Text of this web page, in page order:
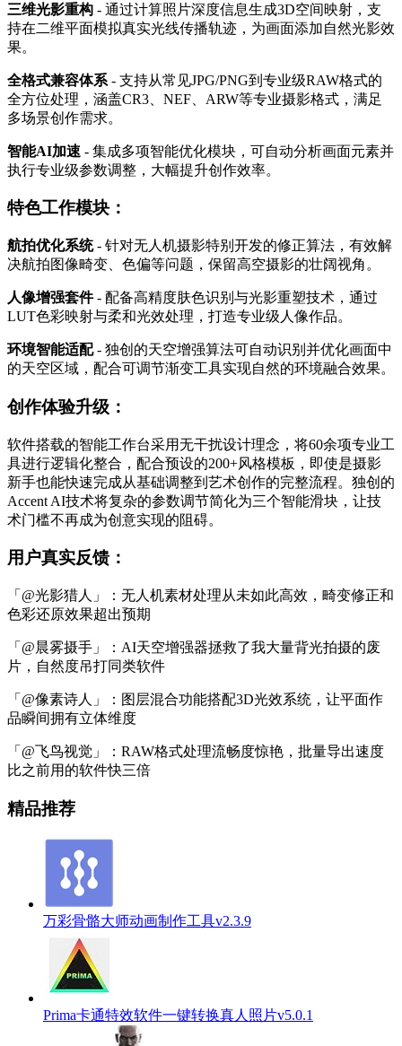
三维光影重构 - 通过计算照片深度信息生成3D空间映射，支
持在二维平面模拟真实光线传播轨迹，为画面添加自然光影效
果。
全格式兼容体系 - 支持从常见JPG/PNG到专业级RAW格式的
全方位处理，涵盖CR3、NEF、ARW等专业摄影格式，满足
多场景创作需求。
智能AI加速 - 集成多项智能优化模块，可自动分析画面元素并
执行专业级参数调整，大幅提升创作效率。
特色工作模块：
航拍优化系统- 针对无人机摄影特别开发的修正算法，有效解
决航拍图像畸变、色偏等问题，保留高空摄影的壮阔视角。
人像增强套件- 配备高精度肤色识别与光影重塑技术，通过
LUT色彩映射与柔和光效处理，打造专业级人像作品。
环境智能适配- 独创的天空增强算法可自动识别并优化画面中
的天空区域，配合可调节渐变工具实现自然的环境融合效果。
创作体验升级：
软件搭载的智能工作台采用无干扰设计理念，将60余项专业工
具进行逻辑化整合，配合预设的200+风格模板，即使是摄影
新手也能快速完成从基础调整到艺术创作的完整流程。独创的
Accent AI技术将复杂的参数调节简化为三个智能滑块，让技
术门槛不再成为创意实现的阻碍。
用户真实反馈：
「@光影猎人」：无人机素材处理从未如此高效，畸变修正和
色彩还原效果超出预期
「@晨雾摄手」：AI天空增强器拯救了我大量背光拍摄的废
片，自然度吊打同类软件
「@像素诗人」：图层混合功能搭配3D光效系统，让平面作
品瞬间拥有立体维度
「@飞鸟视觉」：RAW格式处理流畅度惊艳，批量导出速度
比之前用的软件快三倍
精品推荐
万彩骨骼大师动画制作工具v2.3.9
Prima卡通特效软件一键转换真人照片v5.0.1